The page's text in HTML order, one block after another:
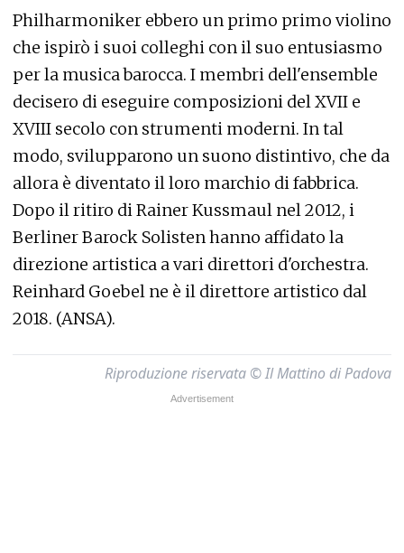
Philharmoniker ebbero un primo primo violino
che ispirò i suoi colleghi con il suo entusiasmo
per la musica barocca. I membri dell'ensemble
decisero di eseguire composizioni del XVII e
XVIII secolo con strumenti moderni. In tal
modo, svilupparono un suono distintivo, che da
allora è diventato il loro marchio di fabbrica.
Dopo il ritiro di Rainer Kussmaul nel 2012, i
Berliner Barock Solisten hanno affidato la
direzione artistica a vari direttori d'orchestra.
Reinhard Goebel ne è il direttore artistico dal
2018. (ANSA).
Riproduzione riservata © Il Mattino di Padova